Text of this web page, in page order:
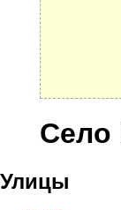
Село
Улицы